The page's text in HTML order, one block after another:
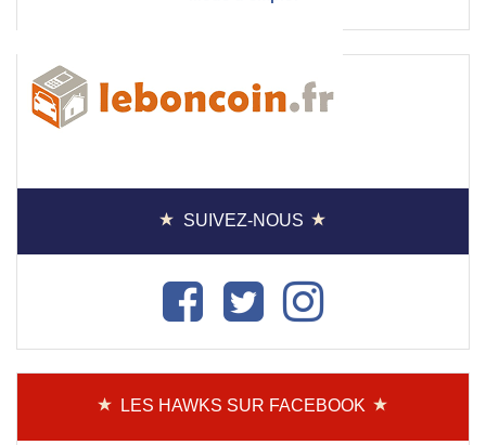
SUIVEZ-NOUS
LES HAWKS SUR FACEBOOK